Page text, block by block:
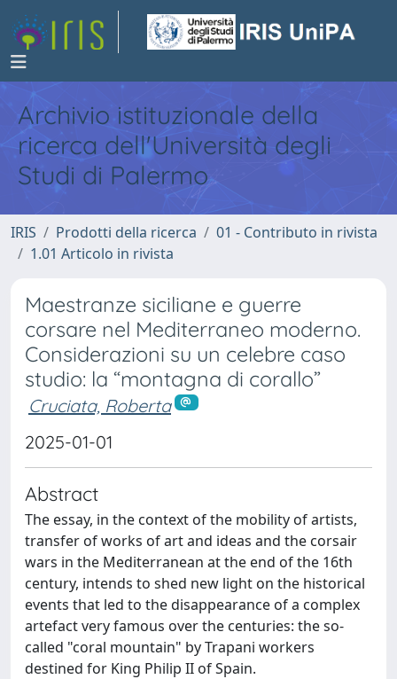
Archivio istituzionale della
ricerca dell'Università degli
Studi di Palermo
IRIS Prodotti della ricerca
01 - Contributo in rivista
1.01 Articolo in rivista
Maestranze siciliane e guerre
corsare nel Mediterraneo moderno.
Considerazioni su un celebre caso
studio: la “montagna di corallo”
Cruciata, Roberta
2025-01-01
Abstract
The essay, in the context of the mobility of artists,
transfer of works of art and ideas and the corsair
wars in the Mediterranean at the end of the 16th
century, intends to shed new light on the historical
events that led to the disappearance of a complex
artefact very famous over the centuries: the so-
called "coral mountain" by Trapani workers
destined for King Philip II of Spain.